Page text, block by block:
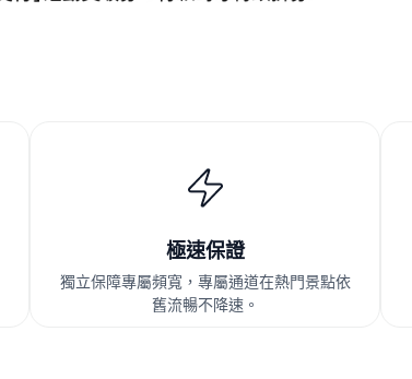
極速保證
獨立保障專屬頻寬，專屬通道在熱門景點依
舊流暢不降速。